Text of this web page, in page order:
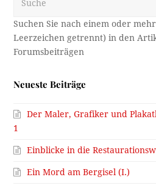
Neueste Beiträge
Der Maler, Grafiker und
1
Einblicke in die
Ein Mord am Bergisel (I.)